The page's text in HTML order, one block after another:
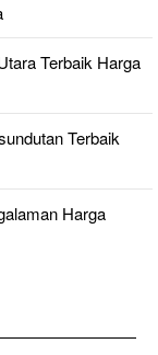
Terbaik Harga
Terbaik
Harga